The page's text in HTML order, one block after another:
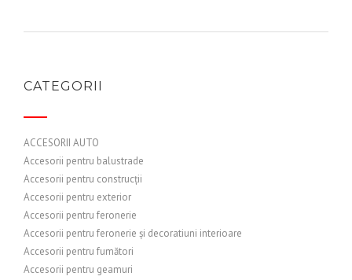
CATEGORII
ACCESORII AUTO
Accesorii pentru balustrade
Accesorii pentru construcții
Accesorii pentru exterior
Accesorii pentru feronerie
Accesorii pentru feronerie și decoratiuni interioare
Accesorii pentru fumători
Accesorii pentru geamuri